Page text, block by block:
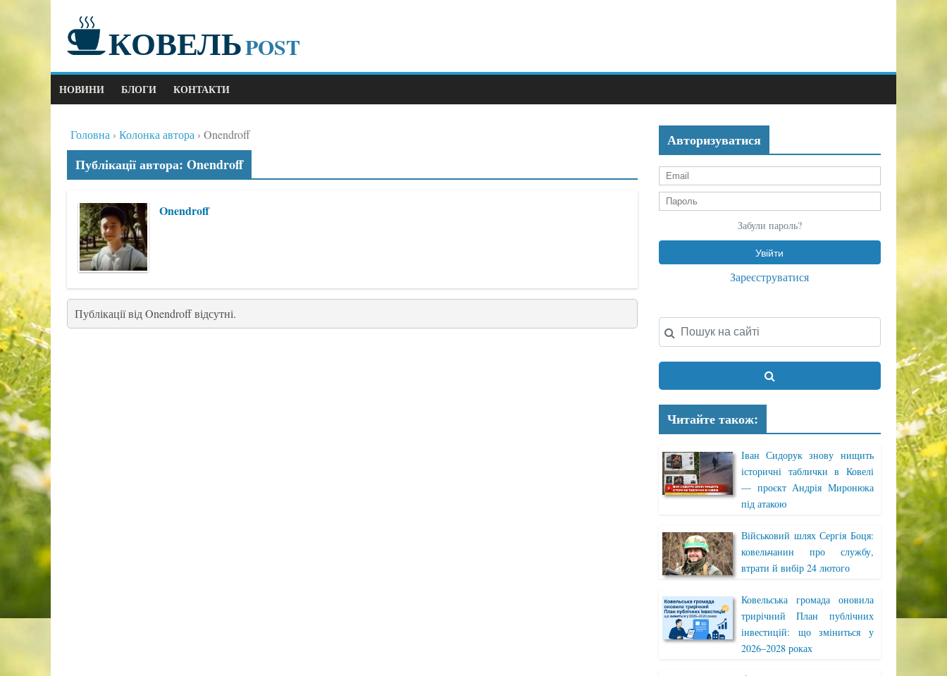
КОВЕЛЬPOST
НОВИНИ БЛОГИ КОНТАКТИ
Головна Колонка автора Onendroff
Публікації автора: Onendroff
Onendroff
Публікації від Onendroff відсутні.
Авторизуватися
Забули пароль?
Зареєструватися
Читайте також:
Іван Сидорук знову нищить
історичні таблички в Ковелі
— проєкт Андрія Миронюка
під атакою
Військовий шлях Сергія Боця:
ковельчанин про службу,
втрати й вибір 24 лютого
Ковельська громада оновила
трирічний План публічних
інвестицій: що зміниться у
2026–2028 роках